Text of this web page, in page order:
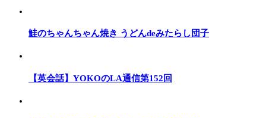
鮭のちゃんちゃん焼き うどんdeみたらし団子
【英会話】YOKOのLA通信第152回